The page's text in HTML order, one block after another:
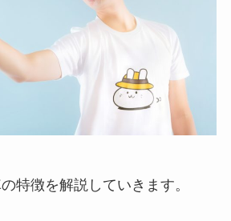
特徴を解説していきます。